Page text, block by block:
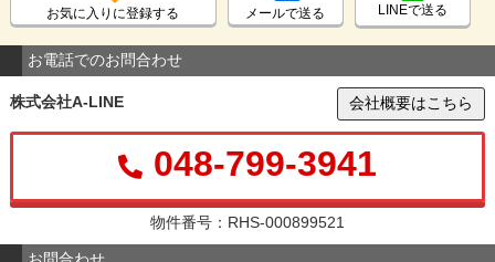
お気に入りに登録する メールで送る LINEで送る
お電話でのお問合わせ
株式会社A-LINE 会社概要はこちら
048-799-3941
物件番号：RHS-000899521
お問合わせ